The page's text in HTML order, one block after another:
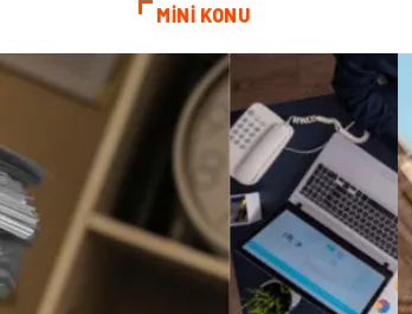
MİNİ KONU